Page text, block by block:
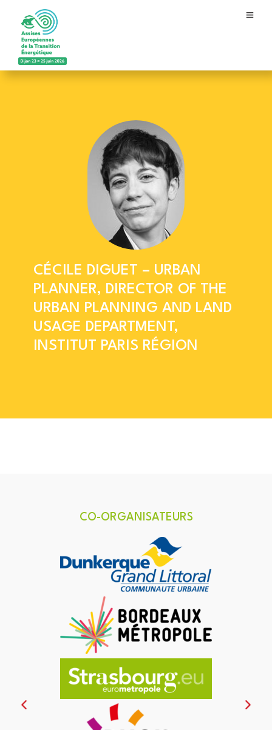
CÉCILE DIGUET – URBAN
PLANNER, DIRECTOR OF THE
URBAN PLANNING AND LAND
USAGE DEPARTMENT,
INSTITUT PARIS RÉGION
CO-ORGANISATEURS